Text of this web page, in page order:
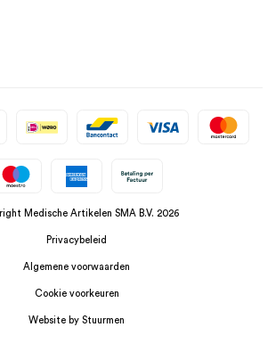
Medische Artikelen SMA B.V. 2026
Privacybeleid
Algemene voorwaarden
Cookie voorkeuren
Website by Stuurmen